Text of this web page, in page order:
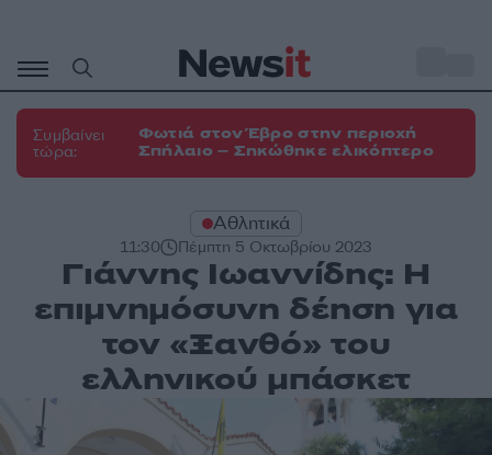
περιεχόμενο
Συμβαίνει
τώρα:
Φωτιά στον Έβρο στην περιοχή
Σπήλαιο – Σηκώθηκε ελικόπτερο
Αθλητικά
11:30 Πέμπτη 5 Οκτωβρίου 2023
Γιάννης Ιωαννίδης: Η
επιμνημόσυνη δέηση για
τον «Ξανθό» του
ελληνικού μπάσκετ